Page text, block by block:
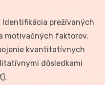
Identifikácia prežívaných
motivačných faktorov.
kvantitatívnych
dôsledkami